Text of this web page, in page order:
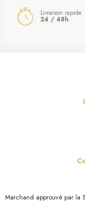
Livraison rapide
24 / 48h
Marchand approuvé par la